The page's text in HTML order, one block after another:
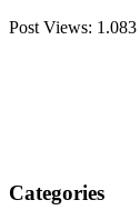
Post Views: 1.083
Categories